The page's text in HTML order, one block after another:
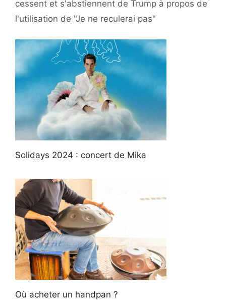
cessent et s'abstiennent de Trump à propos de
l'utilisation de "Je ne reculerai pas"
Solidays 2024 : concert de Mika
Où acheter un handpan ?